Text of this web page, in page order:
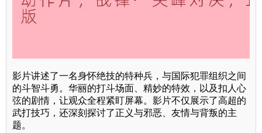
影片讲述了一名身怀绝技的特种兵，与国际犯罪组织之间
的斗智斗勇。华丽的打斗场面、精妙的特效，以及扣人心
弦的剧情，让观众全程紧盯屏幕。影片不仅展示了高超的
武打技巧，还深刻探讨了正义与邪恶、友情与背叛的主
题。